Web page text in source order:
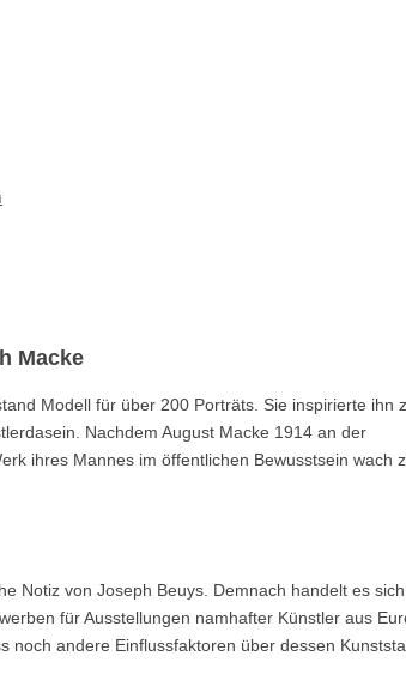
Macke
Modell für über 200 Porträts. Sie inspirierte ihn
Nachdem August Macke 1914 an der
ihres Mannes im öffentlichen Bewusstsein wach
Notiz von Joseph Beuys. Demnach handelt es
für Ausstellungen namhafter Künstler aus
noch andere Einflussfaktoren über dessen